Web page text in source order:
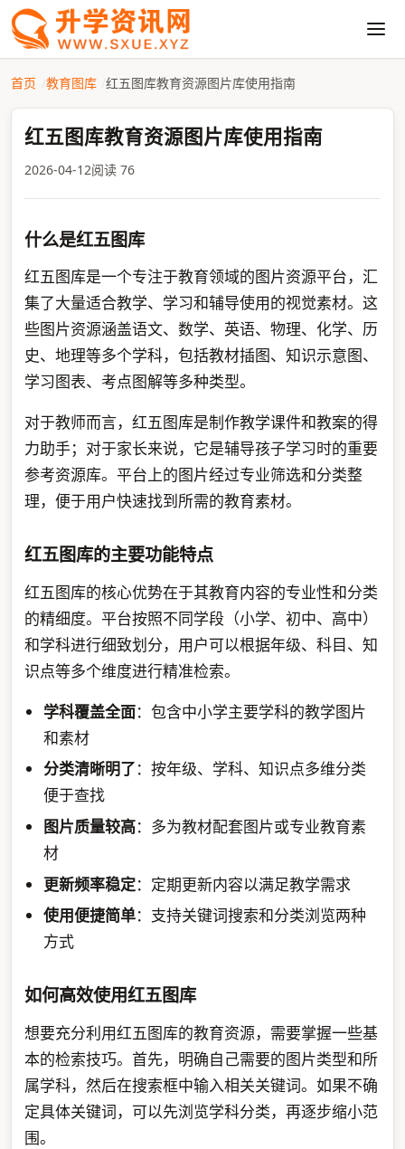
首页 教育图库 红五图库教育资源图片库使用指南
红五图库教育资源图片库使用指南
2026-04-12阅读 76
什么是红五图库
红五图库是一个专注于教育领域的图片资源平台，汇
集了大量适合教学、学习和辅导使用的视觉素材。这
些图片资源涵盖语文、数学、英语、物理、化学、历
史、地理等多个学科，包括教材插图、知识示意图、
学习图表、考点图解等多种类型。
对于教师而言，红五图库是制作教学课件和教案的得
力助手；对于家长来说，它是辅导孩子学习时的重要
参考资源库。平台上的图片经过专业筛选和分类整
理，便于用户快速找到所需的教育素材。
红五图库的主要功能特点
红五图库的核心优势在于其教育内容的专业性和分类
的精细度。平台按照不同学段（小学、初中、高中）
和学科进行细致划分，用户可以根据年级、科目、知
识点等多个维度进行精准检索。
学科覆盖全面：包含中小学主要学科的教学图片
和素材
分类清晰明了：按年级、学科、知识点多维分类
便于查找
图片质量较高：多为教材配套图片或专业教育素
材
更新频率稳定：定期更新内容以满足教学需求
使用便捷简单：支持关键词搜索和分类浏览两种
方式
如何高效使用红五图库
想要充分利用红五图库的教育资源，需要掌握一些基
本的检索技巧。首先，明确自己需要的图片类型和所
属学科，然后在搜索框中输入相关关键词。如果不确
定具体关键词，可以先浏览学科分类，再逐步缩小范
围。